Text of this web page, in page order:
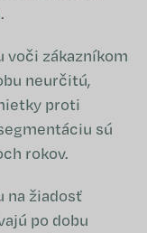
voči zákazníkom
neurčitú,
proti
sú
rokov.
na žiadosť
po dobu